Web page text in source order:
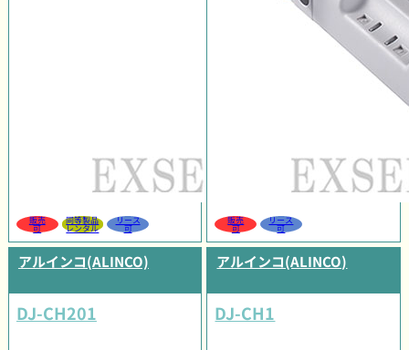
販売
可
同等製品
レンタル
リース
可
販売
可
リース
可
アルインコ(ALINCO)
DJ-CH201
アルインコ(ALINCO)
DJ-CH1